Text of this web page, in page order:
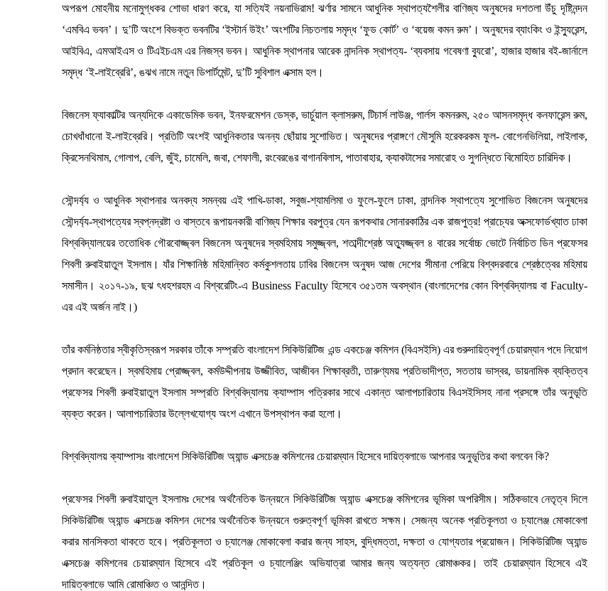
অপরূপ মোহনীয় মনোমুগ্ধকর শোভা ধারণ করে, যা সত্যিই নয়নাভিরাম! ঝর্ণার সামনে আধুনিক স্থাপত্যশৈলীর বাণিজ্য অনুষদের দশতলা উঁচু দৃষ্টিনন্দন
‘এমবিএ ভবন’। দু’টি অংশে বিভক্ত ভবনটির ‘ইস্টার্ন উইং’ অংশটির নিচতলায় সমৃদ্ধ ‘ফুড কোর্ট’ ও ‘বয়েজ কমন রুম’। অনুষদের ব্যাংকিং ও ইন্স্যুরেন্স,
আইবিএ, এমআইএস ও টিএইচএম এর নিজস্ব ভবন। আধুনিক স্থাপনার আরেক নান্দনিক স্থাপত্য- ‘ব্যবসায় গবেষণা ব্যুরো’, হাজার হাজার বই-জার্নালে
সমৃদ্ধ ‘ই-লাইব্রেরি’, ঙঝখ নামে নতুন ডিপার্টমেন্ট, দু’টি সুবিশাল এক্সাম হল।
বিজনেস ফ্যাকাল্টির অন্যদিকে একাডেমিক ভবন, ইনফরমেশন ডেস্ক, ভার্চুয়াল ক্লাসরুম, টিচার্স লাউঞ্জ, গার্লস কমনরুম, ২৫০ আসনসমৃদ্ধ কনফারেন্স রুম,
চোখধাঁধানো ই-লাইব্রেরি। প্রতিটি অংশই আধুনিকতার অনন্য ছোঁয়ায় সুশোভিত। অনুষদের প্রাঙ্গণে মৌসুমি হরেকরকম ফুল- বোগেনভিলিয়া, লাইলাক,
ক্রিসেনথিমাম, গোলাপ, বেলি, জুঁই, চামেলি, জবা, শেফালী, রংবেরঙের বাগানবিলাস, পাতাবাহার, ক্যাকটাসের সমারোহ ও সুগন্ধিতে বিমোহিত চারিদিক।
সৌন্দর্য্য ও আধুনিক স্থাপনার অনবদ্য সমন্বয় এই পাখি-ডাকা, সবুজ-শ্যামলিমা ও ফুলে-ফুলে ঢাকা, নান্দনিক স্থাপত্যে সুশোভিত বিজনেস অনুষদের
সৌন্দর্য্য-স্থাপত্যের স্বপ্নদ্রষ্টা ও বাস্তবে রূপায়নকারী বাণিজ্য শিক্ষার বরপুত্র যেন রূপকথার সোনারকাঠির এক রাজপুত্র! প্রাচ্যের অক্সফোর্ডখ্যাত ঢাকা
বিশ্ববিদ্যালয়ের ততোধিক গৌরবোজ্জ্বল বিজনেস অনুষদের স্বমহিমায় সমুজ্জ্বল, শতাব্দীশ্রেষ্ঠ অত্যুজ্জ্বল ৪ বারের সর্বোচ্চ ভোটে নির্বাচিত ডিন প্রফেসর
শিবলী রুবাইয়াতুল ইসলাম। যাঁর শিক্ষানিষ্ঠ মহিমান্বিত কর্মকুশলতায় ঢাবির বিজনেস অনুষদ আজ দেশের সীমানা পেরিয়ে বিশ্বদরবারে শ্রেষ্ঠত্বের মহিমায়
সমাসীন। ২০১৭-১৯, ছঝ ৎধহশরহম এ বিশ্বরেটিং-এ Business Faculty হিসেবে ৩৫১তম অবস্থান (বাংলাদেশের কোন বিশ্ববিদ্যালয় বা Faculty-
এর এই অর্জন নাই।)
তাঁর কর্মনিষ্ঠতার স্বীকৃতিস্বরূপ সরকার তাঁকে সম্প্রতি বাংলাদেশ সিকিউরিটিজ এন্ড একচেঞ্জ কমিশন (বিএসইসি) এর গুরুদায়িত্বপূর্ণ চেয়ারম্যান পদে নিয়োগ
প্রদান করেছেন। স্বমহিমায় প্রোজ্জ্বল, কর্মউদ্দীপনায় উজ্জীবিত, আজীবন শিক্ষাব্রতী, তারুণ্যময় প্রতিভাদীপ্ত, সততায় ভাস্বর, ডায়নামিক ব্যক্তিত্ব
প্রফেসর শিবলী রুবাইয়াতুল ইসলাম সম্প্রতি বিশ্ববিদ্যালয় ক্যাম্পাস পত্রিকার সাথে একান্ত আলাপচারিতায় বিএসইসিসহ নানা প্রসঙ্গে তাঁর অনুভূতি
ব্যক্ত করেন। আলাপচারিতার উল্লেখযোগ্য অংশ এখানে উপস্থাপন করা হলো।
বিশ্ববিদ্যালয় ক্যাম্পাসঃ বাংলাদেশ সিকিউরিটিজ অ্যান্ড এক্সচেঞ্জ কমিশনের চেয়ারম্যান হিসেবে দায়িত্বলাভে আপনার অনুভূতির কথা বলবেন কি?
প্রফেসর শিবলী রুবাইয়াতুল ইসলামঃ দেশের অর্থনৈতিক উন্নয়নে সিকিউরিটিজ অ্যান্ড এক্সচেঞ্জ কমিশনের ভূমিকা অপরিসীম। সঠিকভাবে নেতৃত্ব দিলে
সিকিউরিটিজ অ্যান্ড এক্সচেঞ্জ কমিশন দেশের অর্থনৈতিক উন্নয়নে গুরুত্বপূর্ণ ভূমিকা রাখতে সক্ষম। সেজন্য অনেক প্রতিকূলতা ও চ্যালেঞ্জ মোকাবেলা
করার মানসিকতা থাকতে হবে। প্রতিকূলতা ও চ্যালেঞ্জ মোকাবেলা করার জন্য সাহস, বুদ্ধিমত্তা, দক্ষতা ও যোগ্যতার প্রয়োজন। সিকিউরিটিজ অ্যান্ড
এক্সচেঞ্জ কমিশনের চেয়ারম্যান হিসেবে এই প্রতিকূল ও চ্যালেঞ্জিং অভিযাত্রা আমার জন্য অত্যন্ত রোমাঞ্চকর। তাই চেয়ারম্যান হিসেবে এই
দায়িত্বলাভে আমি রোমাঞ্চিত ও আনন্দিত।